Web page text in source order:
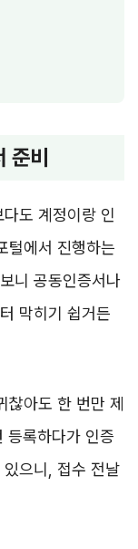
준비
도 계정이랑 인
털에서 진행하는
니 공동인증서나
막히기 쉽거든
찮아도 한 번만 제
등록하다가 인증
으니, 접수 전날